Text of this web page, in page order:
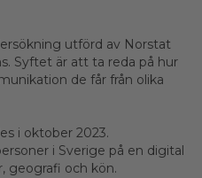
utförd av Norstat
Syftet är att ta reda på hur
de får från olika
i oktober 2023.
i Sverige på en digital
geografi och kön.